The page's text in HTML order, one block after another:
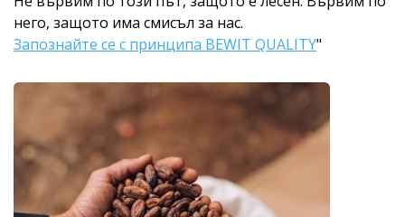
него, защото има смисъл за нас.
Запознайте се с принципа BEWIT QUALITY"